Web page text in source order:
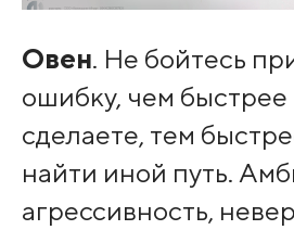
Овен. Не бойтесь
ошибку, чем быстрее
сделаете, тем
найти иной путь.
агрессивность,